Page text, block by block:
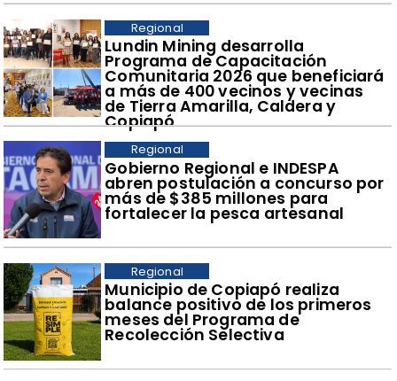
​Lundin Mining desarrolla
Programa de Capacitación
Comunitaria 2026 que beneficiará
a más de 400 vecinos y vecinas
de Tierra Amarilla, Caldera y
Copiapó
Regional
​Gobierno Regional e INDESPA
abren postulación a concurso por
más de $385 millones para
fortalecer la pesca artesanal
Regional
​Municipio de Copiapó realiza
balance positivo de los primeros
meses del Programa de
Recolección Selectiva
Regional